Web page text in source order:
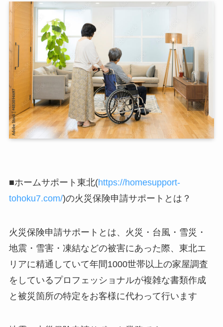
■ホームサポート東北(https://homesupport-
tohoku7.com/)の火災保険申請サポートとは？
火災保険申請サポートとは、火災・台風・雪災・
地震・雪害・凍結などの被害にあった際、東北エ
リアに精通していて年間1000世帯以上の家屋調査
をしているプロフェッショナルが複雑な書類作成
と被災箇所の特定をお客様に代わって行います